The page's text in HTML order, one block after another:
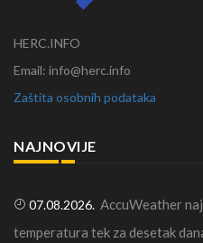
HERC.INFO
Email: info@herc.info
Zaštita osobnih podataka
NAJNOVIJE
07.08.2026. AccuWeather
temperatura tek za desetak